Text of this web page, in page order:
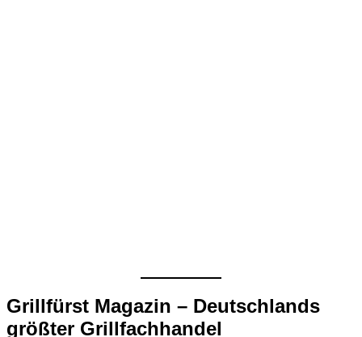
Grillfürst Magazin – Deutschlands
größter Grillfachhandel